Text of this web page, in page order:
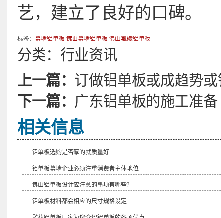
艺，建立了良好的口碑。
标签： 幕墙铝单板 佛山幕墙铝单板 佛山氟碳铝单板
分类： 行业资讯
上一篇： 订做铝单板或成趋势
下一篇： ​广东铝单板的施工准备
相关信息
铝单板选购是否厚的就质量好
铝单板幕墙企业必须注重消费者主体地位
佛山铝单板设计应注意的事项有哪些?
铝单板材料都会相应的尺寸规格设定